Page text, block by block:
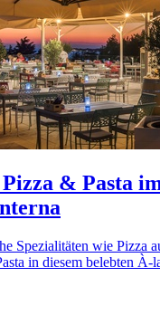
& Pasta
Spezialitäten wie Pizza
in diesem belebten À-